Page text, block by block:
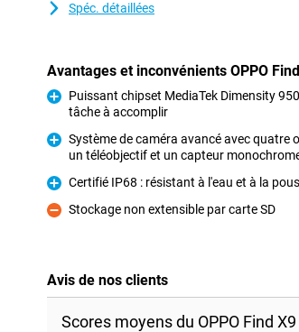
Spéc. détaillées
Avantages et inconvénients OPPO
Pour
Puissant chipset MediaTek Dimensity
tâche à accomplir
Pour
Système de caméra avancé avec quatre
un téléobjectif et un capteur
Pour
Certifié IP68 : résistant à l'eau et à la
Contre
Stockage non extensible par carte SD
Avis de nos clients
Scores moyens du OPPO Find